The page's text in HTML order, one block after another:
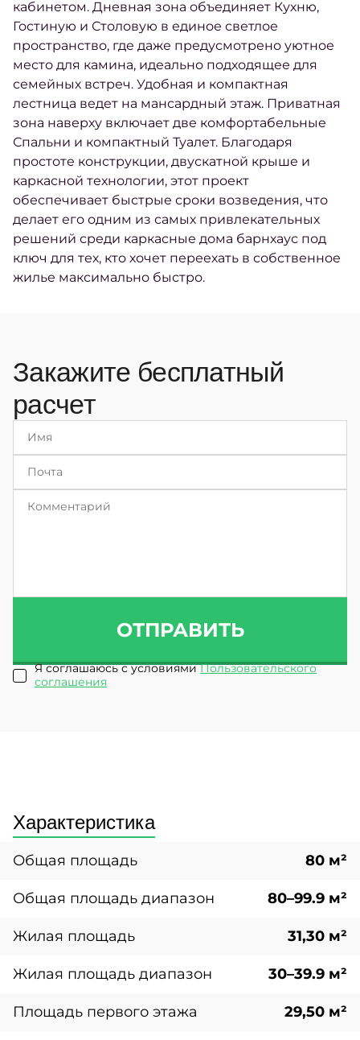
кабинетом. Дневная зона объединяет Кухню,
Гостиную и Столовую в единое светлое
пространство, где даже предусмотрено уютное
место для камина, идеально подходящее для
семейных встреч. Удобная и компактная
лестница ведет на мансардный этаж. Приватная
зона наверху включает две комфортабельные
Спальни и компактный Туалет. Благодаря
простоте конструкции, двускатной крыше и
каркасной технологии, этот проект
обеспечивает быстрые сроки возведения, что
делает его одним из самых привлекательных
решений среди каркасные дома барнхаус под
ключ для тех, кто хочет переехать в собственное
жилье максимально быстро.
Закажите бесплатный
расчет
ОТПРАВИТЬ
Я соглашаюсь с условиямиПользовательского
соглашения
Характеристика
Общая площадь 80 м²
Общая площадь диапазон 80–99.9 м²
Жилая площадь 31,30 м²
Жилая площадь диапазон 30–39.9 м²
Площадь первого этажа 29,50 м²